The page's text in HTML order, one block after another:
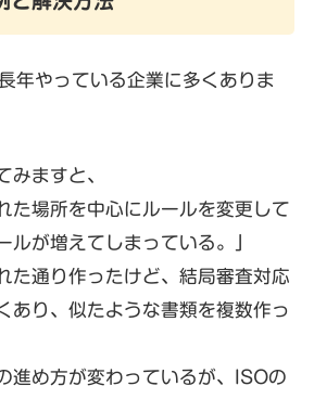
年やっている企業に多くありま
みますと、
た場所を中心にルールを変更して
ルが増えてしまっている。」
た通り作ったけど、結局審査対応
あり、似たような書類を複数作っ
進め方が変わっているが、ISOの